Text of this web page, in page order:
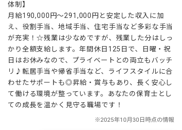
体制】
月給190,000円〜291,000円と安定した収入に加
え、役割手当、地域手当、住宅手当など多彩な手当
が充実！☆残業は少なめですが、残業した分はしっ
かり全額支給します。年間休日125日で、日曜・祝
日はお休みなので、プライベートとの両立もバッチ
リ♪転居手当や帰省手当など、ライフスタイルに合
わせたサポートも◎昇給・賞与もあり、長く安心し
て働ける環境が整っています。あなたの保育士とし
ての成長を温かく見守る職場です！